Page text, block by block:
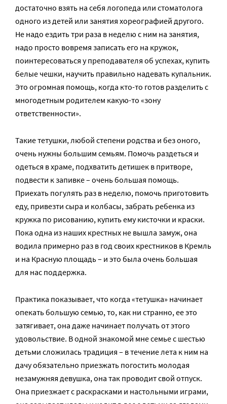
достаточно взять на себя логопеда или стоматолога
одного из детей или занятия хореографией другого.
Не надо ездить три раза в неделю с ним на занятия,
надо просто вовремя записать его на кружок,
поинтересоваться у преподавателя об успехах, купить
белые чешки, научить правильно надевать купальник.
Это огромная помощь, когда кто-то готов разделить с
многодетным родителем какую-то «зону
ответственности».
Такие тетушки, любой степени родства и без оного,
очень нужны большим семьям. Помочь раздеться и
одеться в храме, подхватить детишек в притворе,
подвести к запивке – очень большая помощь.
Приехать погулять раз в неделю, помочь приготовить
еду, привезти сыра и колбасы, забрать ребенка из
кружка по рисованию, купить ему кисточки и краски.
Пока одна из наших крестных не вышла замуж, она
водила примерно раз в год своих крестников в Кремль
и на Красную площадь – и это была очень большая
для нас поддержка.
Практика показывает, что когда «тетушка» начинает
опекать большую семью, то, как ни странно, ее это
затягивает, она даже начинает получать от этого
удовольствие. В одной знакомой мне семье с шестью
детьми сложилась традиция – в течение лета к ним на
дачу обязательно приезжать погостить молодая
незамужняя девушка, она так проводит свой отпуск.
Она приезжает с раскрасками и настольными играми,